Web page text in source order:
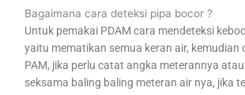
Bagaimana cara deteksi pipa bocor ?
Untuk pemakai PDAM cara mendeteksi
yaitu mematikan semua keran air, kemudian
PAM, jika perlu catat angka meterannya
seksama baling baling meteran air nya, jika